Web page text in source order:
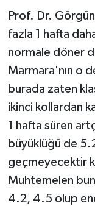
Prof. Dr.
fazla 1 hafta
normale döner
Marmara'nın o
burada zaten
ikinci kollardan
1 hafta süren
büyüklüğü de
geçmeyecektir
Muhtemelen
4.2, 4.5 olup